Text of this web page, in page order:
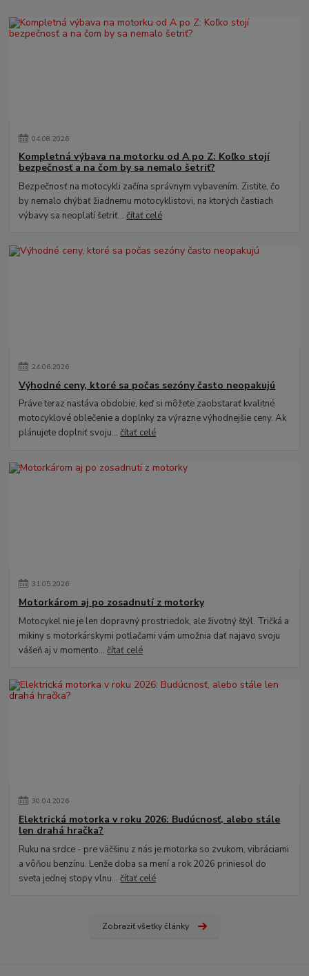
04.08.2026
Kompletná výbava na motorku od A po Z: Koľko stojí
bezpečnosť a na čom by sa nemalo šetriť?
Bezpečnosť na motocykli začína správnym vybavením. Zistite, čo
by nemalo chýbať žiadnemu motocyklistovi, na ktorých častiach
výbavy sa neoplatí šetriť...čítať celé
24.06.2026
Výhodné ceny, ktoré sa počas sezóny často neopakujú
Práve teraz nastáva obdobie, keď si môžete zaobstarať kvalitné
motocyklové oblečenie a doplnky za výrazne výhodnejšie ceny. Ak
plánujete doplniť svoju...čítať celé
31.05.2026
Motorkárom aj po zosadnutí z motorky
Motocykel nie je len dopravný prostriedok, ale životný štýl. Tričká a
mikiny s motorkárskymi potlačami vám umožnia dať najavo svoju
vášeň aj v momento...čítať celé
30.04.2026
Elektrická motorka v roku 2026: Budúcnosť, alebo stále
len drahá hračka?
Ruku na srdce - pre väčšinu z nás je motorka so zvukom, vibráciami
a vôňou benzínu. Lenže doba sa mení a rok 2026 priniesol do
sveta jednej stopy vlnu...čítať celé
Zobraziť všetky články